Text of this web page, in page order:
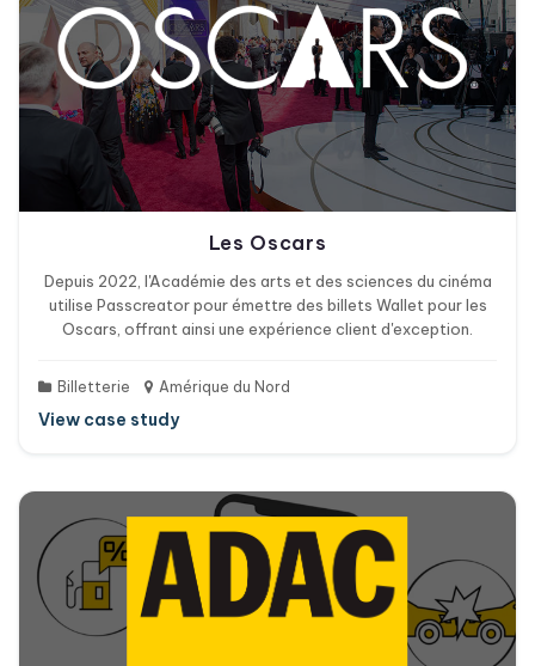
Les Oscars
Depuis 2022, l'Académie des arts et des sciences du cinéma
utilise Passcreator pour émettre des billets Wallet pour les
Oscars, offrant ainsi une expérience client d'exception.
Billetterie Amérique du Nord
View case study